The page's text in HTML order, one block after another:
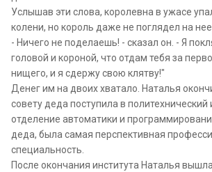
Услышав эти слова, королевна в ужасе
колени, но король даже не поглядел на
- Ничего не поделаешь! - сказал он. - Я
головой и короной, что отдам тебя за
нищего, и я сдержу свою клятву!"
Денег им на двоих хватало. Наталья
совету деда поступила в политехнический
отделение автоматики и
деда, была самая перспективная
специальность.
После окончания института Наталья